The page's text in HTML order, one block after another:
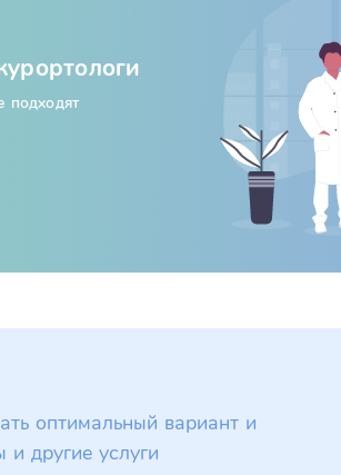
подходят
оптимальный вариант и
и другие услуги